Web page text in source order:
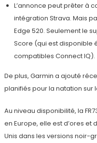
L’annonce peut prêter à
intégration Strava. Mais
Edge 520. Seulement le
Score (qui est disponible
compatibles Connect IQ).
De plus, Garmin a ajouté
planifiés pour la natation sur
Au niveau disponibilité, la
en Europe, elle est d’ores et
Unis dans les versions noir-